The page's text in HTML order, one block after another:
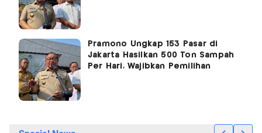
Pramono Ungkap 153 Pasar di
Jakarta Hasilkan 500 Ton Sampah
Per Hari, Wajibkan Pemilihan